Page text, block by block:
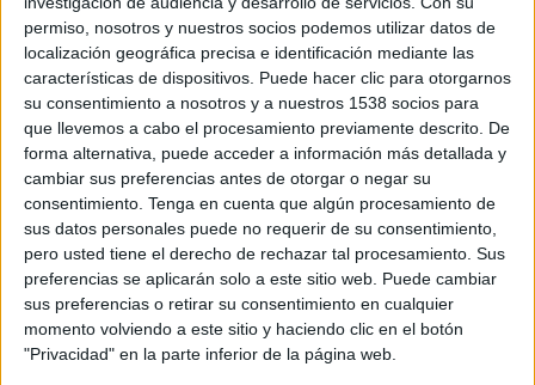
permiso, nosotros y nuestros socios podemos utilizar datos de
localización geográfica precisa e identificación mediante las
características de dispositivos. Puede hacer clic para otorgarnos
su consentimiento a nosotros y a nuestros 1538 socios para
que llevemos a cabo el procesamiento previamente descrito. De
forma alternativa, puede acceder a información más detallada y
cambiar sus preferencias antes de otorgar o negar su
consentimiento. Tenga en cuenta que algún procesamiento de
sus datos personales puede no requerir de su consentimiento,
pero usted tiene el derecho de rechazar tal procesamiento. Sus
preferencias se aplicarán solo a este sitio web. Puede cambiar
sus preferencias o retirar su consentimiento en cualquier
momento volviendo a este sitio y haciendo clic en el botón
"Privacidad" en la parte inferior de la página web.
voraz con otros lugares destacados, Madrid ha
logrado posicionarse como la elección perfecta
para los viajeros más experimentados y exigentes
de todo el mundo.
En esta labor, Irismedia, como su agencia de
medios, trabaja en estrecha colaboración con
Madrid Destino para promover la ciudad como
un destino turístico único.
Comprometida con la excelencia y la promoción
de Marca País a nivel mundial, en Irismedia están
orgullosos de acompañar nuevamente a Madrid
Destino en la construcción del posicionamiento